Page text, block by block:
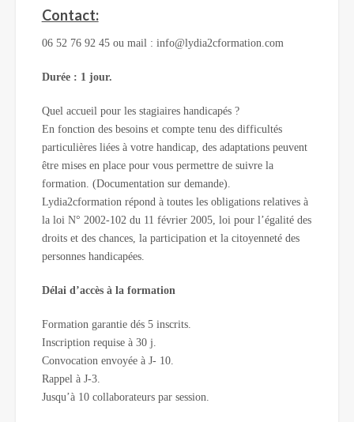
Contact:
06 52 76 92 45 ou mail : info@lydia2cformation.com
Durée : 1 jour.
Quel accueil pour les stagiaires handicapés ?
En fonction des besoins et compte tenu des difficultés
particulières liées à votre handicap, des adaptations peuvent
être mises en place pour vous permettre de suivre la
formation. (Documentation sur demande).
Lydia2cformation répond à toutes les obligations relatives à
la loi N° 2002-102 du 11 février 2005, loi pour l’égalité des
droits et des chances, la participation et la citoyenneté des
personnes handicapées.
Délai d’accès à la formation
Formation garantie dés 5 inscrits.
Inscription requise à 30 j.
Convocation envoyée à J- 10.
Rappel à J-3.
Jusqu’à 10 collaborateurs par session.